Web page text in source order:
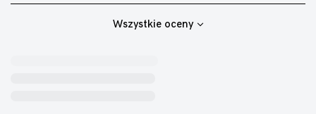
Wszystkie oceny